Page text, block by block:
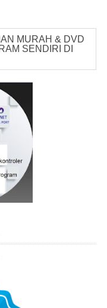
MURAH & DVD
SENDIRI DI